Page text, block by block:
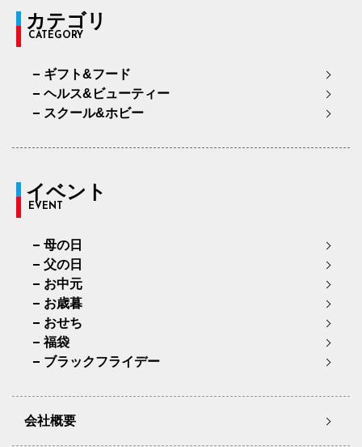
カテゴリ
CATEGORY
ギフト&フード
ヘルス&ビューティー
スクール&ホビー
イベント
EVENT
母の日
父の日
お中元
お歳暮
おせち
福袋
ブラックフライデー
会社概要